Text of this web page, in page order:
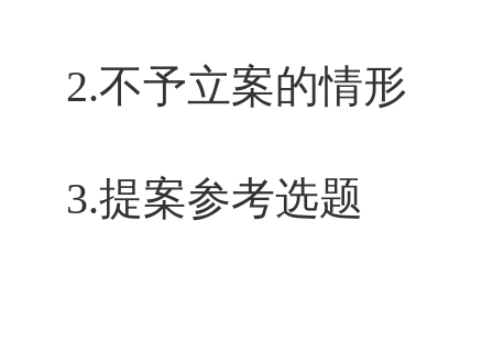
2.不予立案的情形
3.提案参考选题